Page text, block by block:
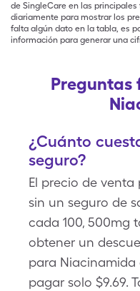
de SingleCare en las
diariamente para mostrar los
falta algún dato en la tabla, es
información para generar una
Preguntas
¿Cuánto
seguro?
El precio de
sin un seguro de
cada 100, 500mg
obtener un
para Niacinamida
pagar solo $9.69.